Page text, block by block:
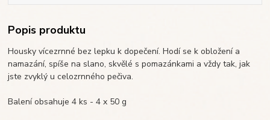
Popis produktu
Housky vícezrnné bez lepku k dopečení. Hodí se k obložení a
namazání, spíše na slano, skvělé s pomazánkami a vždy tak, jak
jste zvyklý u celozrnného pečiva.
Balení obsahuje 4 ks - 4 x 50 g